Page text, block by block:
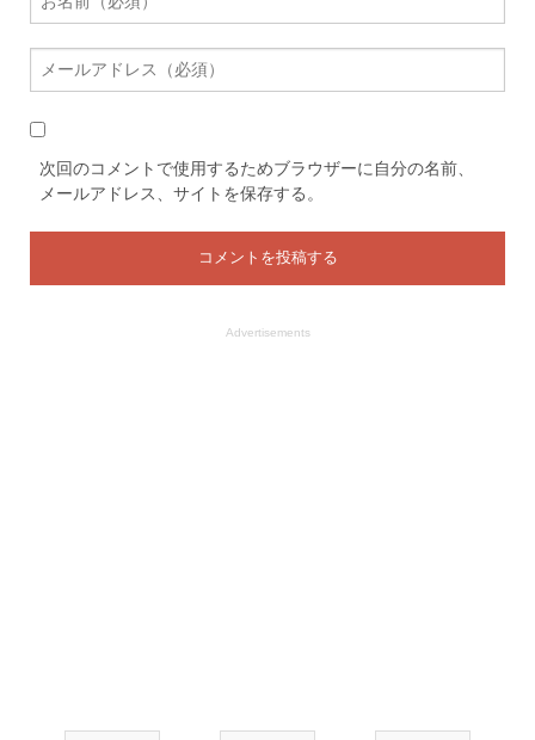
次回のコメントで使用するためブラウザーに自分の名前、
メールアドレス、サイトを保存する。
Advertisements